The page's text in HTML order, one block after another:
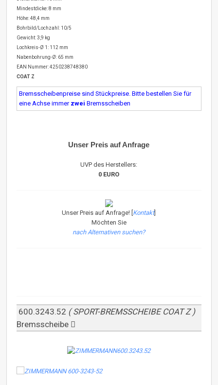
Mindestdicke: 8 mm
Höhe: 48,4 mm
Bohrbild/Lochzahl: 10/5
Gewicht: 3,9 kg
Lochkreis-Ø 1: 112 mm
Nabenbohrung-Ø: 65 mm
EAN Nummer: 4250238748380
COAT Z
Bremsscheibenpreise sind Stückpreise. Bitte bestellen Sie für
eine Achse immer zwei Bremsscheiben
Unser Preis auf Anfrage
UVP des Herstellers:
0 EURO
Unser Preis auf Anfrage! [ Kontakt]
Möchten Sie
nach Alternativen suchen?
600.3243.52 ( SPORT-BREMSSCHEIBE COAT Z )
Bremsscheibe